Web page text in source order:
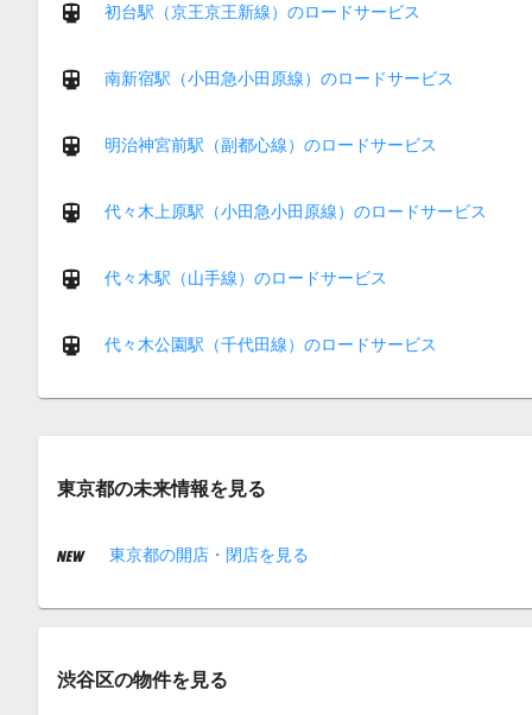
初台駅（京王京王新線）のロードサービス
南新宿駅（小田急小田原線）のロードサービス
明治神宮前駅（副都心線）のロードサービス
代々木上原駅（小田急小田原線）のロードサービス
代々木駅（山手線）のロードサービス
代々木公園駅（千代田線）のロードサービス
東京都の未来情報を見る
東京都の開店・閉店を見る
渋谷区の物件を見る